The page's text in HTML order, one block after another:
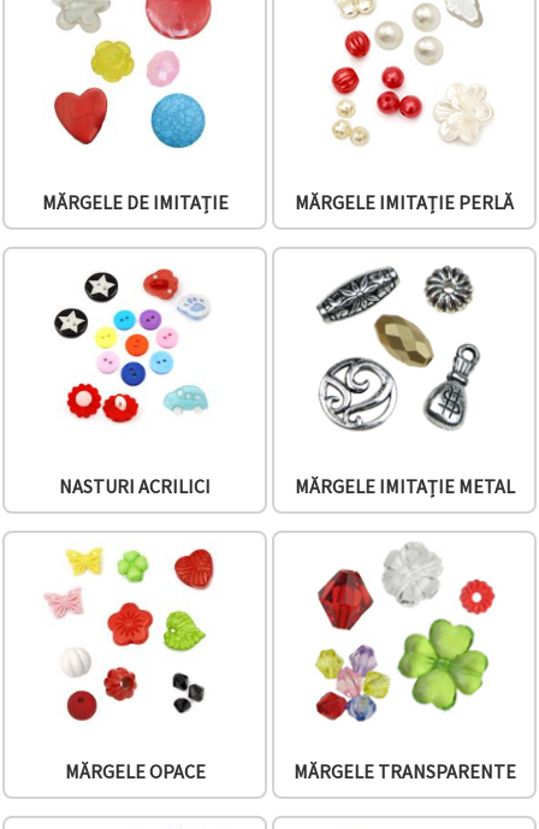
Puteți fi de
cookie -
urile făcând
preferințele
în setări
selectând
făcând clic
pe butonul
Аcceptati
Setări
MĂRGELE DE IMITAȚIE MĂRGELE IMITAȚIE PERLĂ
NASTURI ACRILICI MĂRGELE IMITAȚIE METAL
MĂRGELE OPACE MĂRGELE TRANSPARENTE